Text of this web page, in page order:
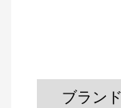
ブラン